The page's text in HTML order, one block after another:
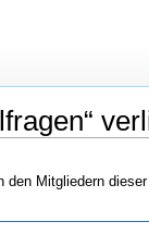
Mitgliedern